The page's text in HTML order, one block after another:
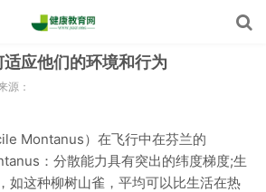
应他们的环境和行为
源：
Montanus）在飞行中在芬兰的
：分散能力具有突出的纬度梯度;生
如这种柳树山雀，平均可以比生活在热